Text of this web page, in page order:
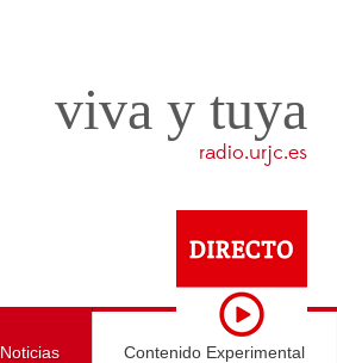
viva y tuya
radio.urjc.es
Noticias Contenido Experimental